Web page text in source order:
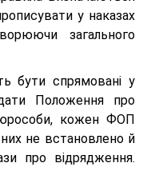
у наказах
загального
бути спрямовані у
Положення про
кожен ФОП
не встановлено й
про відрядження.